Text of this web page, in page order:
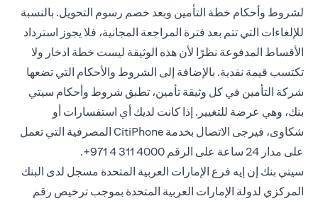
لشروط وأحكام خطة التأمين وبعد خصم رسوم التحويل. بالنسبة
للإلغاءات التي تتم بعد فترة المراجعة المجانية، فلا يجوز استرداد
الأقساط المدفوعة نظرًا لأن هذه الوثيقة ليست خطة ادخار ولا
تكتسب قيمة نقدية. بالإضافة إلى الشروط والأحكام التي تضعها
شركة التأمين في كل وثيقة تأمين، تطبق شروط وأحكام سيتي
بنك، وهي عرضة للتغيير. إذا كانت لديك أي استفسارات أو
شكاوى، فيرجى الاتصال بخدمة CitiPhone
المصرفية التي تعمل
على مدار 24 ساعة على
الرقم 4000 311 4 971+.
سيتي بنك إن إيه فرع الإمارات العربية المتحدة مسجل لدى البنك
المركزي لدولة الإمارات العربية المتحدة بموجب ترخيص رقم